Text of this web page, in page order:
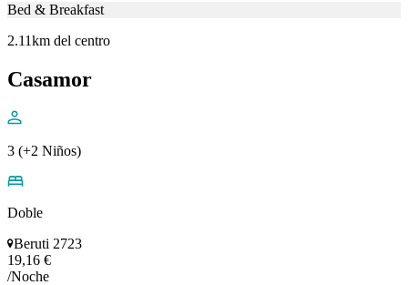
Bed & Breakfast
2.11km del centro
Casamor
3 (+2 Niños)
Doble
Beruti 2723
19,16 €
/Noche